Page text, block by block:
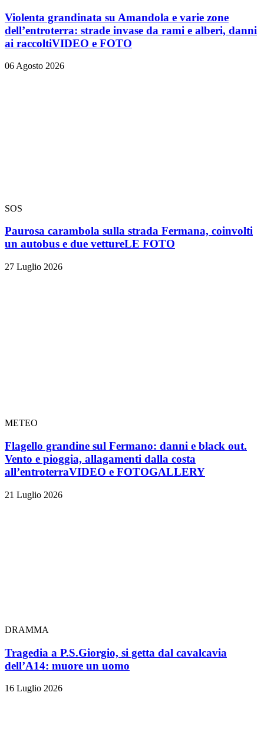
Violenta grandinata su Amandola e varie zone
dell’entroterra: strade invase da rami e alberi, danni
ai raccoltiVIDEO e FOTO
06 Agosto 2026
SOS
Paurosa carambola sulla strada Fermana, coinvolti
un autobus e due vettureLE FOTO
27 Luglio 2026
METEO
Flagello grandine sul Fermano: danni e black out.
Vento e pioggia, allagamenti dalla costa
all’entroterraVIDEO e FOTOGALLERY
21 Luglio 2026
DRAMMA
Tragedia a P.S.Giorgio, si getta dal cavalcavia
dell’A14: muore un uomo
16 Luglio 2026